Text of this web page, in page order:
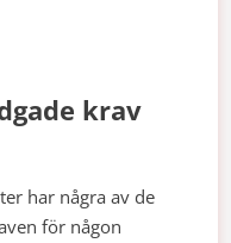
krav
har några av de
för någon